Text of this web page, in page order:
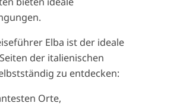
Elba ist der ideale
der italienischen
zu entdecken:
Orte,